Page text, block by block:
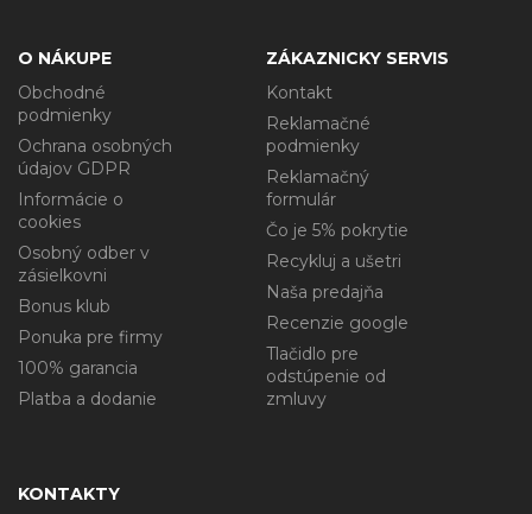
O NÁKUPE
Obchodné
podmienky
Ochrana osobných
údajov GDPR
Informácie o
cookies
Osobný odber v
zásielkovni
Bonus klub
Ponuka pre firmy
100% garancia
Platba a dodanie
ZÁKAZNICKY SERVIS
Kontakt
Reklamačné
podmienky
Reklamačný
formulár
Čo je 5% pokrytie
Recykluj a ušetri
Naša predajňa
Recenzie google
Tlačidlo pre
odstúpenie od
zmluvy
KONTAKTY